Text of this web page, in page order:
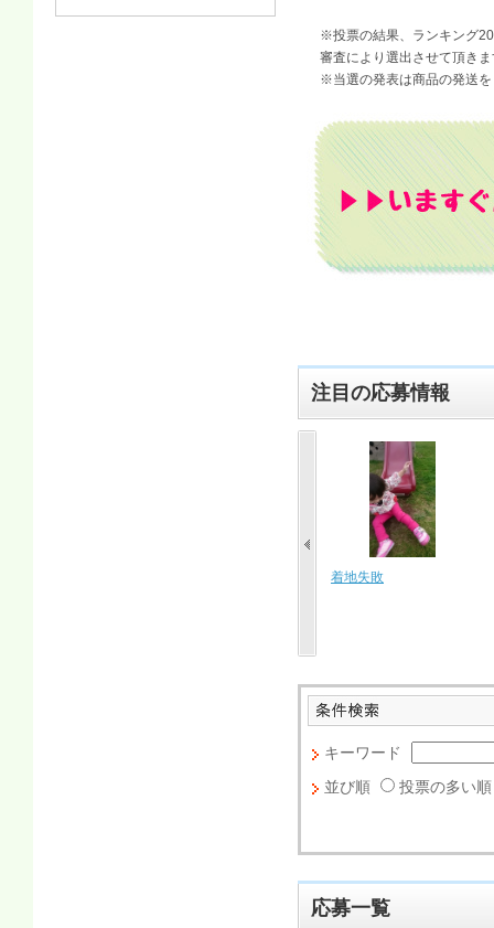
※投票の結果、ランキング
審査により選出させて頂きま
※当選の発表は商品の発送
注目の応募情報
空まで一直線
キーワード
並び順
投票の多い順
応募一覧